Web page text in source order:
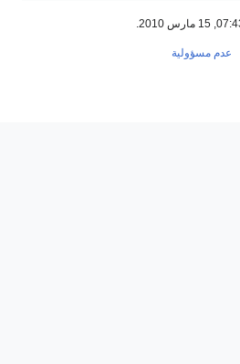
عدم مسؤولية